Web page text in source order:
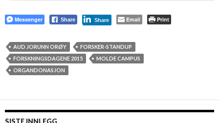
Messenger Share Share Email Print
AUD JORUNN ORØY
FORSKER-STANDUP
FORSKNINGSDAGENE 2015
MOLDE CAMPUS
ORGANDONASJON
SISTE INNLEGG